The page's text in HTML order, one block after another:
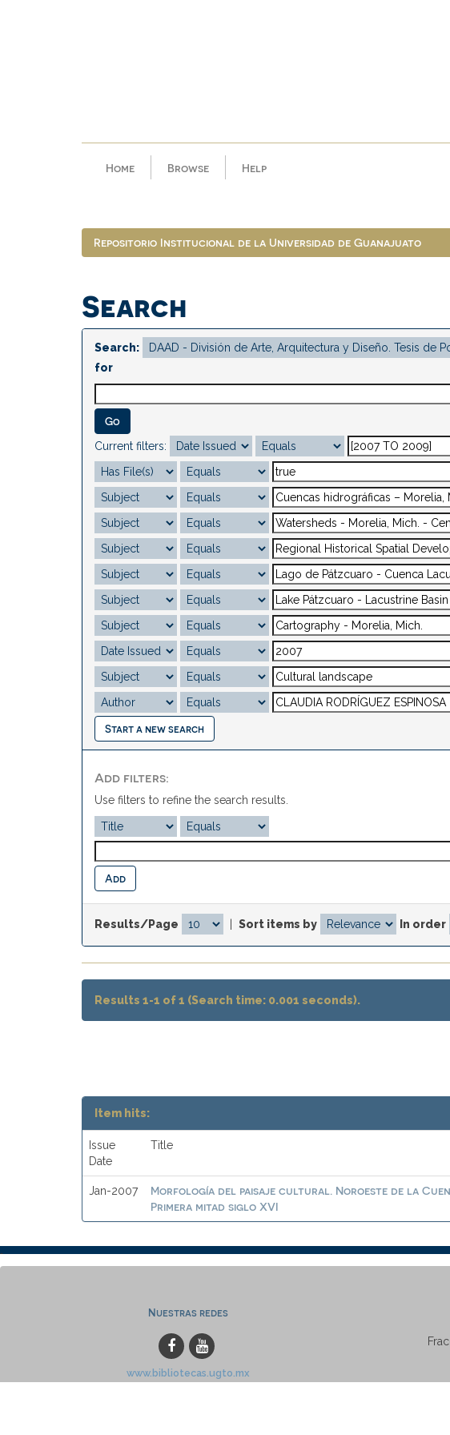
Home Browse Help
Repositorio Institucional de la Universidad de Guanajuato
Search
Search:
for
Current filters:
Start a new search
Add filters:
Use filters to refine the search results.
Results/Page Sort items by In order
Results 1-1 of 1 (Search time: 0.001 seconds).
Item hits:
Issue
Date
Title
Jan-2007
Morfología del paisaje cultural. Noroeste de la
Primera mitad siglo XVI
Nuestras redes
www.bibliotecas.ugto.mx